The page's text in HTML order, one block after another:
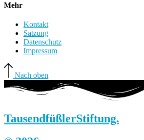
Mehr
Kontakt
Satzung
Datenschutz
Impressum
Nach oben
TausendfüßlerStiftung.